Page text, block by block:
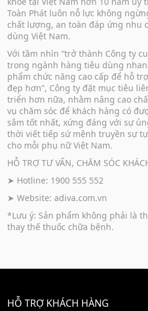
Toàn Phát luôn nỗ lực không
chất lượng, an toàn đáp ứng nhu
dùng Việt Nam.
Với tầm nhìn “trở thành Công ty
trong ngành hàng tiêu dùng
phẩm chức năng cao cấp để hỗ
đẹp hơn”, Công ty đặt mục tiêu
triển hơn nữa, nhằm nâng cao
vụ chăm sóc để khách hàng có
sắm tốt nhất, xứng đáng với sự
thời viết tiếp sứ mệnh truyền sự
cho mỗi phụ nữ Việt Nam.
HỖ TRỢ TƯ VẤN, CHĂM SÓC
➤ Hotline: 1900 555 552
➤ Website: adiva.com.vn
*Lưu ý: Sản phẩm không phải là
thay thế thuốc chữa bệnh.
HỖ TRỢ KHÁCH HÀNG